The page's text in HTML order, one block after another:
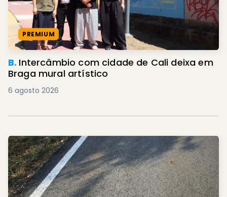
PREMIUM
B. Intercâmbio com cidade de Cali deixa em
Braga mural artístico
6 agosto 2026